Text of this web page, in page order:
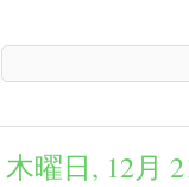
木曜日, 12月